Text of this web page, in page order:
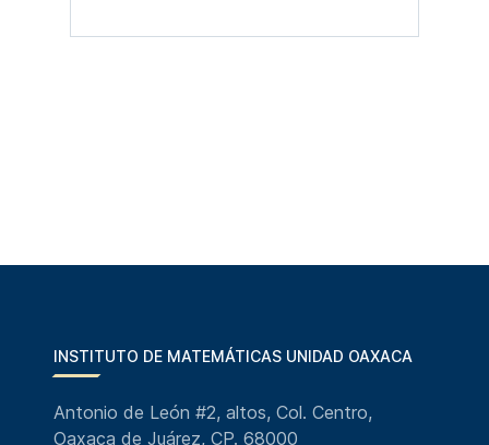
INSTITUTO DE MATEMÁTICAS UNIDAD OAXACA
Antonio de León #2, altos, Col. Centro,
Oaxaca de Juárez, CP. 68000